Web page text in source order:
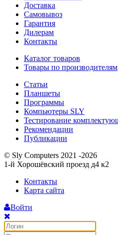
Доставка
Самовывоз
Гарантия
Дилерам
Контакты
Каталог товаров
Товары по производителям
Статьи
Планшеты
Программы
Компьютеры SLY
Тестирование
Рекомендации
Публикации
© Sly Computers 2021 -2026
1-й Хорошёвский проезд д4 к2
Контакты
Карта сайта
Войти